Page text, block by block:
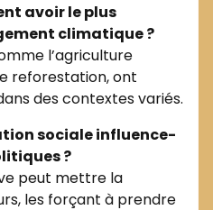
avoir le plus
climatique ?
l’agriculture
reforestation, ont
des contextes variés.
sociale influence-
?
peut mettre la
les forçant à prendre